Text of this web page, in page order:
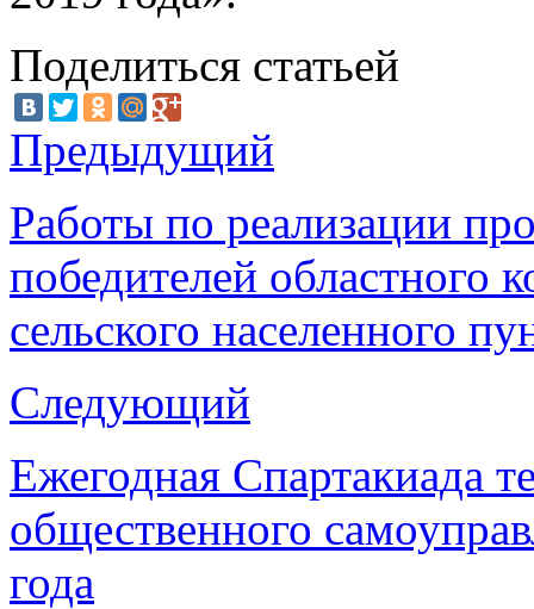
Поделиться статьей
Предыдущий
Работы по реализации
победителей областного
сельского населенного
Следующий
Ежегодная Спартакиада
общественного
года